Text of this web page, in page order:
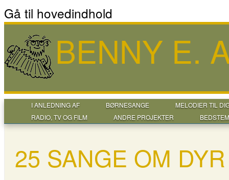
Gå til hovedindhold
BENNY E.
I ANLEDNING AF BØRNESANGE
MELODIER TIL
RADIO, TV OG FILM
ANDRE PROJEKTER
25 SANGE OM